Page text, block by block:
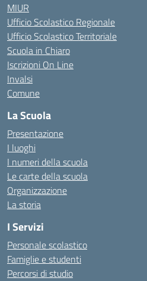
MIUR
Ufficio Scolastico Regionale
Ufficio Scolastico Territoriale
Scuola in Chiaro
Iscrizioni On Line
Invalsi
Comune
La Scuola
Presentazione
I luoghi
I numeri della scuola
Le carte della scuola
Organizzazione
La storia
I Servizi
Personale scolastico
Famiglie e studenti
Percorsi di studio